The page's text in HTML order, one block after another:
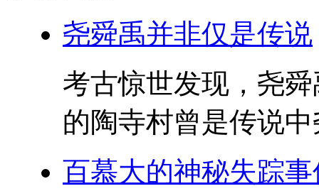
尧舜禹并非仅是传说
考古惊世发现，尧
的陶寺村曾是传说
百慕大的神秘失踪事